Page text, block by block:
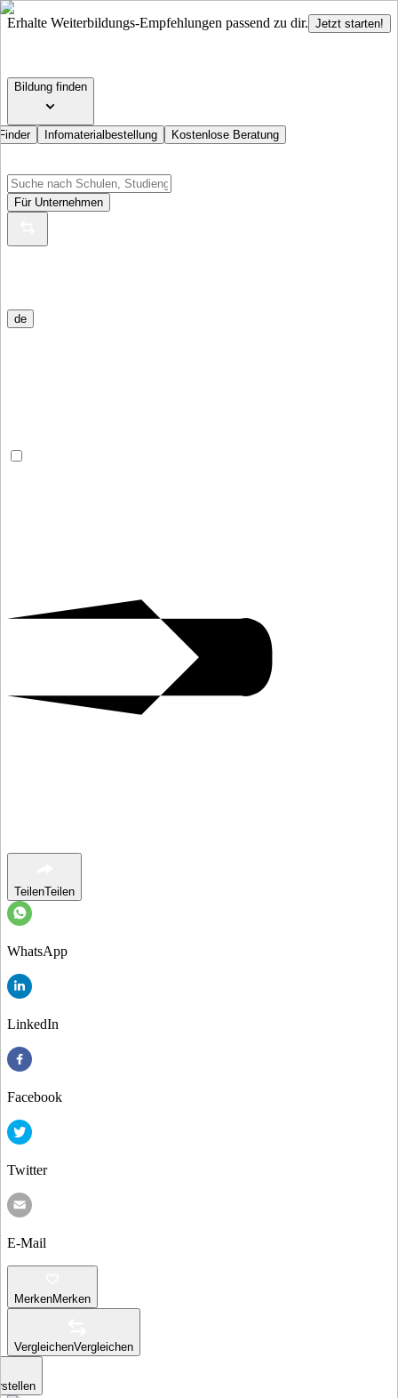
Erhalte Weiterbildungs-Empfehlungen passend zu dir. Jetzt starten!
Bildung finden
Infomaterialbestellung Kostenlose Beratung
Für Unternehmen
de
TeilenTeilen
WhatsApp
LinkedIn
Facebook
Twitter
E-Mail
MerkenMerken
VergleichenVergleichen